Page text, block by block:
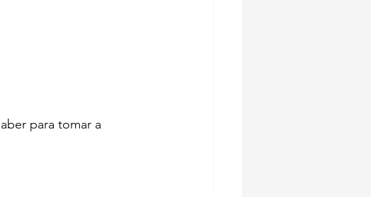
para tomar a